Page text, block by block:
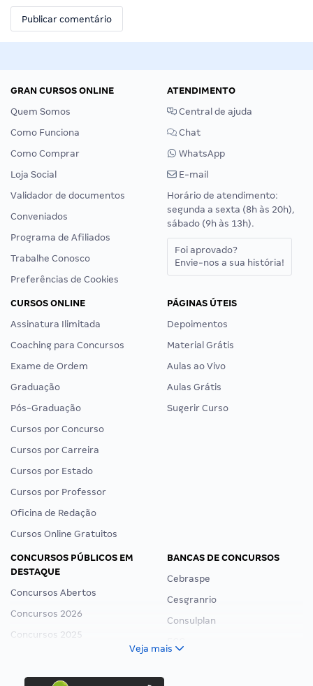
GRAN CURSOS ONLINE
Quem Somos
Como Funciona
Como Comprar
Loja Social
Validador de documentos
Conveniados
Programa de Afiliados
Trabalhe Conosco
Preferências de Cookies
ATENDIMENTO
Central de ajuda
Chat
WhatsApp
E-mail
Horário de atendimento:
segunda a sexta (8h às 20h),
sábado (9h às 13h).
Foi aprovado?
Envie-nos a sua história!
CURSOS ONLINE
Assinatura Ilimitada
Coaching para Concursos
Exame de Ordem
Graduação
Pós-Graduação
Cursos por Concurso
Cursos por Carreira
Cursos por Estado
Cursos por Professor
Oficina de Redação
Cursos Online Gratuitos
PÁGINAS ÚTEIS
Depoimentos
Material Grátis
Aulas ao Vivo
Aulas Grátis
Sugerir Curso
CONCURSOS PÚBLICOS EM
DESTAQUE
Concursos Abertos
Concursos 2026
Concursos 2025
Concurso Ibama
BANCAS DE CONCURSOS
Cebraspe
Cesgranrio
Consulplan
Veja mais